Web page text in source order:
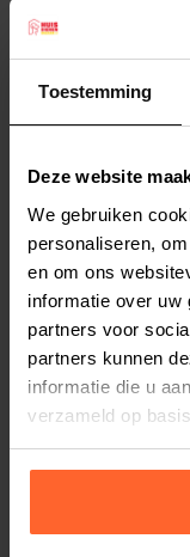
Toestemming
Deze website
We gebruiken
personaliseren,
en om ons
informatie over uw
partners voor
partners kunnen
informatie die u
verzameld op
Elke
2 weken
Elke
8 weken